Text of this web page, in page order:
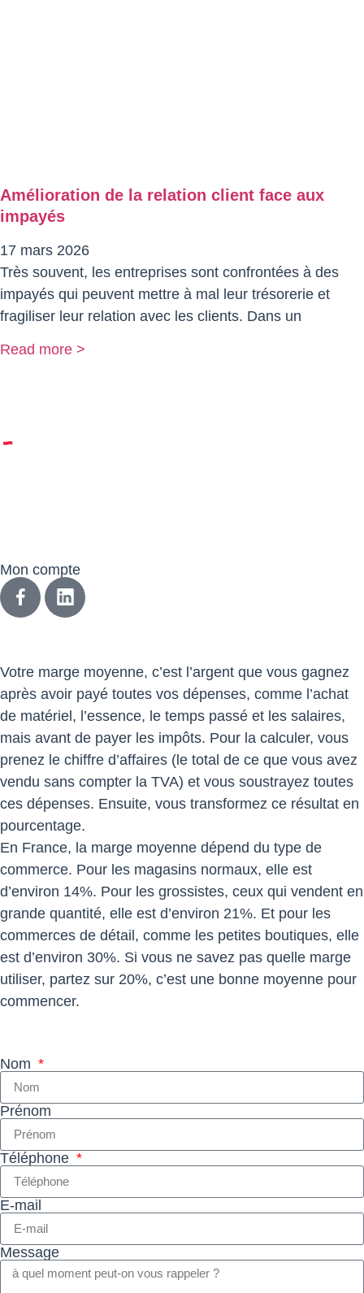
Amélioration de la relation client face aux
impayés
17 mars 2026
Très souvent, les entreprises sont confrontées à des
impayés qui peuvent mettre à mal leur trésorerie et
fragiliser leur relation avec les clients. Dans un
Read more >
Mon compte
Votre marge moyenne, c’est l’argent que vous gagnez
après avoir payé toutes vos dépenses, comme l’achat
de matériel, l’essence, le temps passé et les salaires,
mais avant de payer les impôts. Pour la calculer, vous
prenez le chiffre d’affaires (le total de ce que vous avez
vendu sans compter la TVA) et vous soustrayez toutes
ces dépenses. Ensuite, vous transformez ce résultat en
pourcentage.
En France, la marge moyenne dépend du type de
commerce. Pour les magasins normaux, elle est
d’environ 14%. Pour les grossistes, ceux qui vendent en
grande quantité, elle est d’environ 21%. Et pour les
commerces de détail, comme les petites boutiques, elle
est d’environ 30%. Si vous ne savez pas quelle marge
utiliser, partez sur 20%, c’est une bonne moyenne pour
commencer.
Nom
Prénom
Téléphone
E-mail
Message